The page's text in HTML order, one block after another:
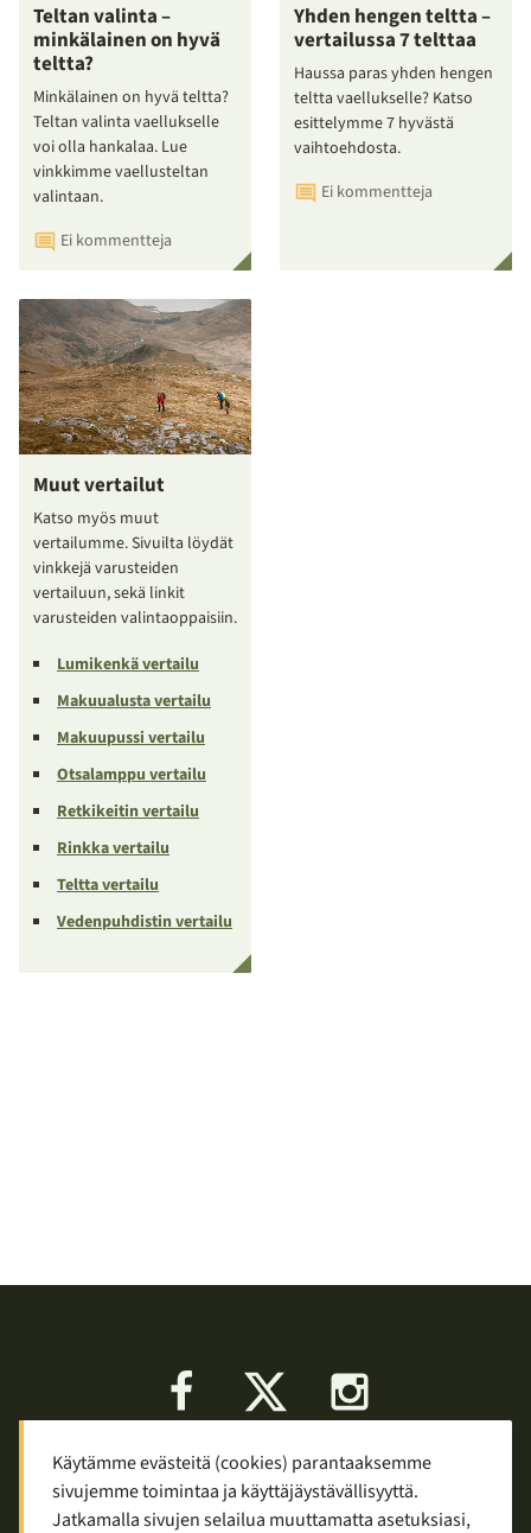
Teltan valinta –
minkälainen on hyvä
teltta?
Minkälainen on hyvä teltta?
Teltan valinta vaellukselle
voi olla hankalaa. Lue
vinkkimme vaellusteltan
valintaan.
Ei kommentteja
Yhden hengen teltta –
vertailussa 7 telttaa
Haussa paras yhden hengen
teltta vaellukselle? Katso
esittelymme 7 hyvästä
vaihtoehdosta.
Ei kommentteja
Muut vertailut
Katso myös muut
vertailumme. Sivuilta löydät
vinkkejä varusteiden
vertailuun, sekä linkit
varusteiden valintaoppaisiin.
Lumikenkä vertailu
Makuualusta vertailu
Makuupussi vertailu
Otsalamppu vertailu
Retkikeitin vertailu
Rinkka vertailu
Teltta vertailu
Vedenpuhdistin vertailu
Facebook
Keskustelu Palaute
Tietosuoja
Mainostaminen ja yhteistyö
Käytämme evästeitä (cookies) parantaaksemme
sivujemme toimintaa ja käyttäjäystävällisyyttä.
Jatkamalla sivujen selailua muuttamatta asetuksiasi,